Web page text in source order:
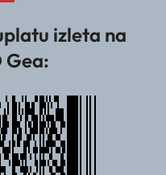
izleta na
Gea: